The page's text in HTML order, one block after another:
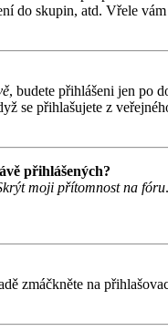
do skupin, atd. Vřele
, budete přihlášeni jen po
se přihlašujete z
přihlášených?
moji přítomnost na fóru
zmáčkněte na